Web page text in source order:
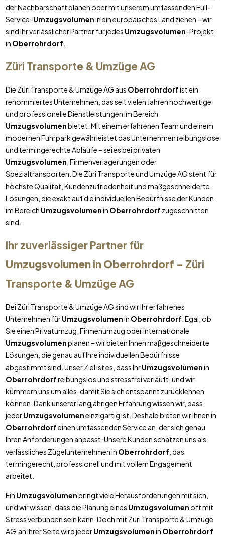
der Nachbarschaft planen oder mit unserem umfassenden Full-
Service-Umzugsvolumenin ein europäisches Land ziehen – wir
sind Ihr verlässlicher Partner für jedes Umzugsvolumen-Projekt
in Oberrohrdorf
Züri Transporte & Umzüge AG
Die Züri Transporte & Umzüge AG aus Oberrohrdorfist ein
renommiertes Unternehmen, das seit vielen Jahren hochwertige
und professionelle Dienstleistungen im Bereich
Umzugsvolumenbietet. Mit einem erfahrenen Team und einem
modernen Fuhrpark gewährleistet das Unternehmen reibungslose
und termingerechte Abläufe – sei es bei privaten
Umzugsvolumen , Firmenverlagerungen oder
Spezialtransporten. Die Züri Transporte und Umzüge AG steht für
höchste Qualität, Kundenzufriedenheit und maßgeschneiderte
Lösungen, die exakt auf die individuellen Bedürfnisse der Kunden
im Bereich Umzugsvolumenin Oberrohrdorf zugeschnitten
sind.
Ihr zuverlässiger Partner für
Umzugsvolumenin Oberrohrdorf – Züri
Transporte & Umzüge AG
Bei Züri Transporte & Umzüge AG sind wir Ihr erfahrenes
Unternehmen fürUmzugsvolumenin Oberrohrdorf . Egal, ob
Sie einen Privatumzug, Firmenumzug oder internationale
Umzugsvolumenplanen – wir bieten Ihnen maßgeschneiderte
Lösungen, die genau auf Ihre individuellen Bedürfnisse
abgestimmt sind. Unser Ziel ist es, dass IhrUmzugsvolumenin
Oberrohrdorfreibungslos und stressfrei verläuft, und wir
kümmern uns um alles, damit Sie sich entspannt zurücklehnen
können. Dank unserer langjährigen Erfahrung wissen wir, dass
jederUmzugsvolumeneinzigartig ist. Deshalb bieten wir Ihnen in
Oberrohrdorfeinen umfassenden Service an, der sich genau
Ihren Anforderungen anpasst. Unsere Kunden schätzen uns als
verlässliches Zügelunternehmen in Oberrohrdorf , das
termingerecht, professionell und mit vollem Engagement
arbeitet.
Ein Umzugsvolumenbringt viele Herausforderungen mit sich,
und wir wissen, dass die Planung eines Umzugsvolumenoft mit
Stress verbunden sein kann. Doch mit Züri Transporte & Umzüge
AG an Ihrer Seite wird jederUmzugsvolumenin Oberrohrdorf